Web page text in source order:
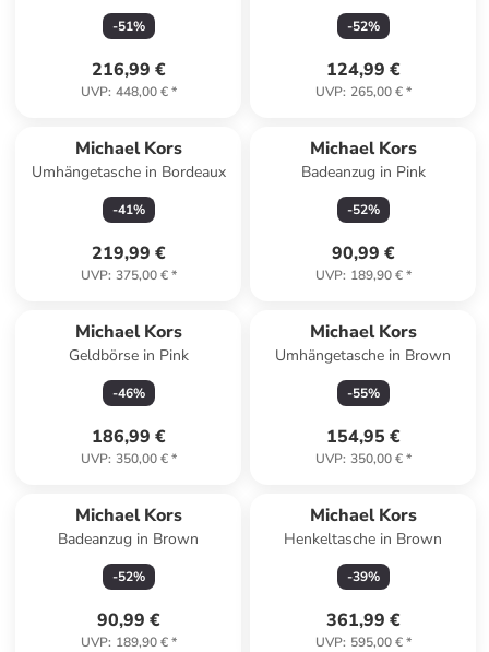
-51%
216,99 €
UVP: 448,00 €*
-52%
124,99 €
UVP: 265,00 €*
Michael Kors
Umhängetasche in Bordeaux
-41%
219,99 €
UVP: 375,00 €*
Michael Kors
Badeanzug in Pink
-52%
90,99 €
UVP: 189,90 €*
Michael Kors
Geldbörse in Pink
-46%
186,99 €
UVP: 350,00 €*
Michael Kors
Umhängetasche in Brown
-55%
154,95 €
UVP: 350,00 €*
Michael Kors
Badeanzug in Brown
-52%
90,99 €
UVP: 189,90 €*
Michael Kors
Henkeltasche in Brown
-39%
361,99 €
UVP: 595,00 €*